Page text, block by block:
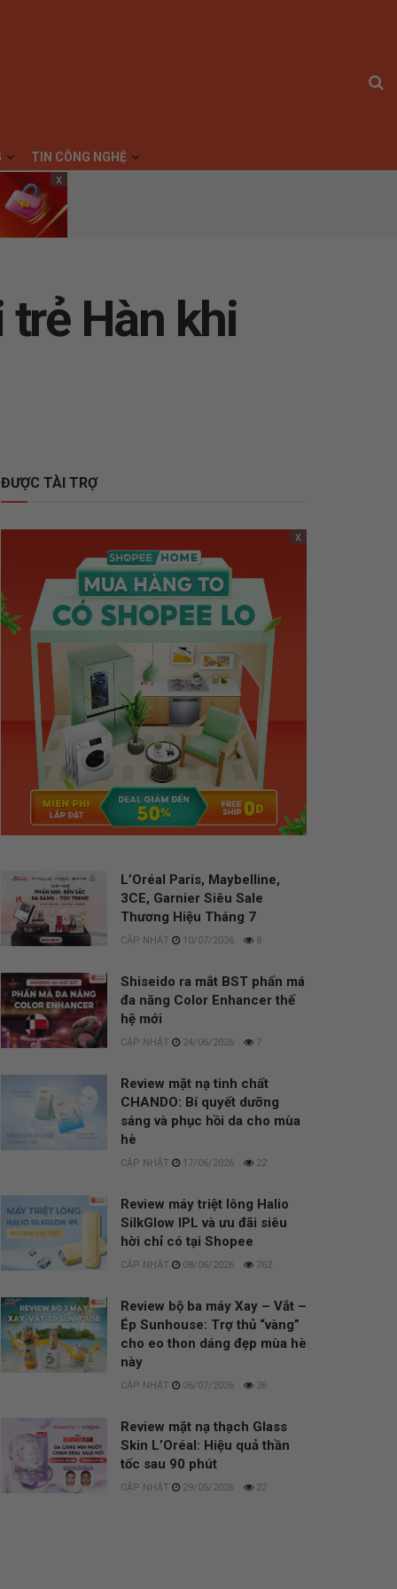
TIN CÔNG NGHỆ
x
Hàn khi
ĐƯỢC TÀI TRỢ
x
L’Oréal Paris, Maybelline,
3CE, Garnier Siêu Sale
Thương Hiệu Tháng 7
10/07/2026 8
Shiseido ra mắt BST phấn má
đa năng Color Enhancer thế
hệ mới
24/06/2026 7
Review mặt nạ tinh chất
CHANDO: Bí quyết dưỡng
sáng và phục hồi da cho mùa
hè
17/06/2026 22
Review máy triệt lông Halio
SilkGlow IPL và ưu đãi siêu
hời chỉ có tại Shopee
08/06/2026 762
Review bộ ba máy Xay – Vắt –
Ép Sunhouse: Trợ thủ “vàng”
cho eo thon dáng đẹp mùa hè
này
06/07/2026 36
Review mặt nạ thạch Glass
Skin L’Oréal: Hiệu quả thần
tốc sau 90 phút
29/05/2026 22